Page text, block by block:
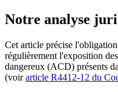
Notre analyse
Cet article précise
régulièrement l'exposition
dangereux (ACD) présents
(voirarticle R4412-12 du